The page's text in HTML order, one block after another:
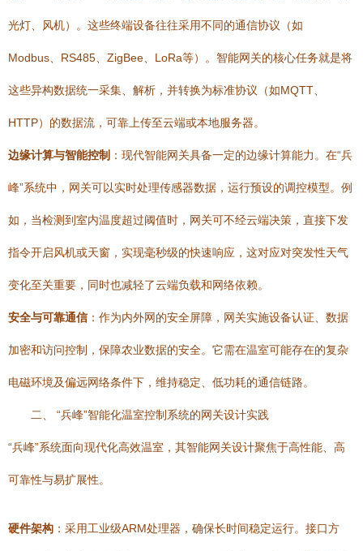
光灯、风机）。这些终端设备往往采用不同的通信协议（如
Modbus、RS485、ZigBee、LoRa等）。智能网关的核心任务就是将
这些异构数据统一采集、解析，并转换为标准协议（如MQTT、
HTTP）的数据流，可靠上传至云端或本地服务器。
边缘计算与智能控制 ：现代智能网关具备一定的边缘计算能力。在“兵
峰”系统中，网关可以实时处理传感器数据，运行预设的调控模型。例
如，当检测到室内温度超过阈值时，网关可不经云端决策，直接下发
指令开启风机或天窗，实现毫秒级的快速响应，这对应对突发性天气
变化至关重要，同时也减轻了云端负载和网络依赖。
安全与可靠通信：作为内外网的安全屏障，网关实施设备认证、数据
加密和访问控制，保障农业数据的安全。它需在温室可能存在的复杂
电磁环境及偏远网络条件下，维持稳定、低功耗的通信链路。
二、 “兵峰”智能化温室控制系统的网关设计实践
“兵峰”系统面向现代化高效温室，其智能网关设计聚焦于高性能、高
可靠性与易扩展性。
硬件架构 ：采用工业级ARM处理器，确保长时间稳定运行。接口方